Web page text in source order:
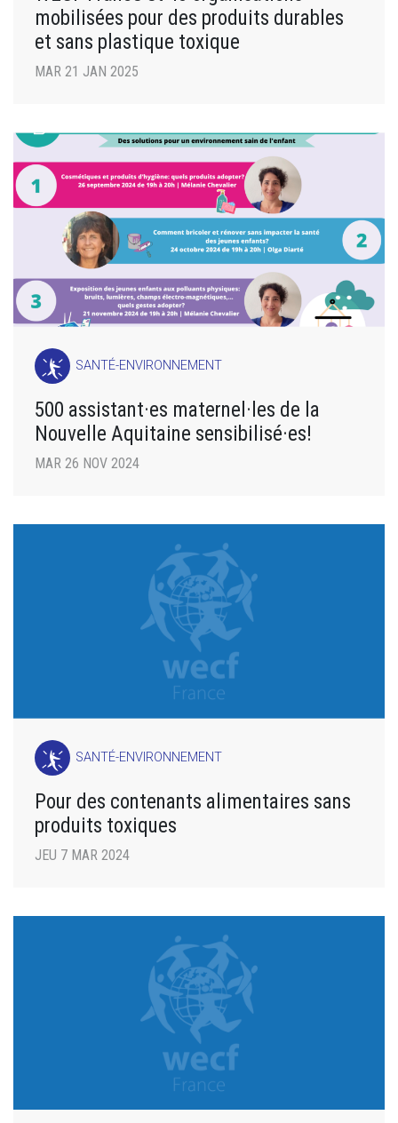
mobilisées pour des produits durables
et sans plastique toxique
MAR 21 JAN 2025
SANTÉ-ENVIRONNEMENT
500 assistant·es maternel·les de la
Nouvelle Aquitaine sensibilisé·es!
MAR 26 NOV 2024
SANTÉ-ENVIRONNEMENT
Pour des contenants alimentaires sans
produits toxiques
JEU 7 MAR 2024